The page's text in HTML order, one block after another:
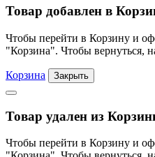
Товар добавлен в
Чтобы перейти в Корзину и
"Корзина". Чтобы вернуться,
Корзина Закрыть
Товар удален из
Чтобы перейти в Корзину и